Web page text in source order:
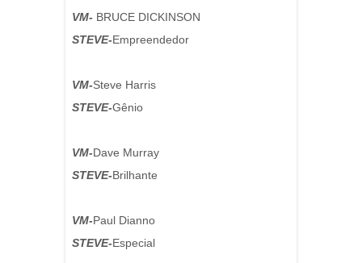
VM- BRUCE DICKINSON
STEVE-Empreendedor
VM-Steve Harris
STEVE-Gênio
VM-Dave Murray
STEVE-Brilhante
VM-Paul Dianno
STEVE-Especial